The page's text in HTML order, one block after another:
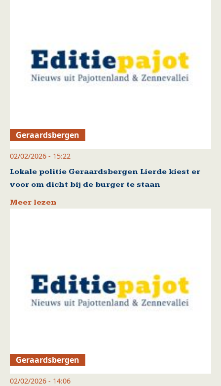
Geraardsbergen
02/02/2026 - 15:22
Lokale politie Geraardsbergen Lierde kiest er
voor om dicht bij de burger te staan
Meer lezen
Geraardsbergen
02/02/2026 - 14:06